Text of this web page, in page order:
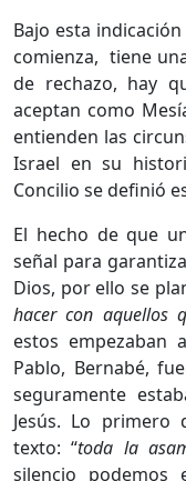
Bajo esta
comienza, tiene
de rechazo, hay
aceptan como
entienden las
Israel en su
Concilio se definió
El hecho de que
señal para
Dios, por ello se
hacer con aquellos
estos empezaban
Pablo, Bernabé,
seguramente
Jesús. Lo primero
texto: “toda la
silencio podemos